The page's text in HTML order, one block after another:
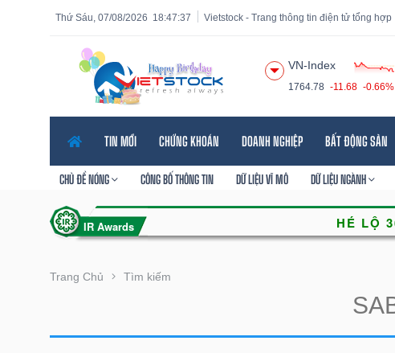
18:47:38
Thứ Sáu, 07/08/2026 Vietstock - Trang thông tin điện tử tổng hợp
VN-Index
1764.78 -11.68 -0.66%
TIN MỚI CHỨNG KHOÁN DOANH NGHIỆP BẤT ĐỘNG SẢN
CHỦ ĐỀ NÓNG CÔNG BỐ THÔNG TIN DỮ LIỆU VĨ MÔ DỮ LIỆU NGÀNH
Trang Chủ Tìm kiếm
Tính năng
năng
VIETSTOCK
KHOÁN